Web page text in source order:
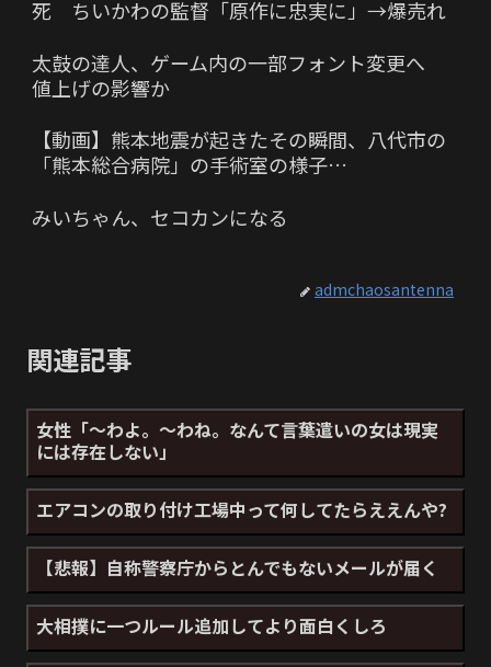
死 ちいかわの監督「原作に忠実に」→爆売れ
太鼓の達人、ゲーム内の一部フォント変更へ
値上げの影響か
【動画】熊本地震が起きたその瞬間、八代市の
「熊本総合病院」の手術室の様子…
みいちゃん、セコカンになる
admchaosantenna
関連記事
女性「～わよ。～わね。なんて言葉遣いの女は現実
には存在しない」
エアコンの取り付け工場中って何してたらええんや?
【悲報】自称警察庁からとんでもないメールが届く
大相撲に一つルール追加してより面白くしろ